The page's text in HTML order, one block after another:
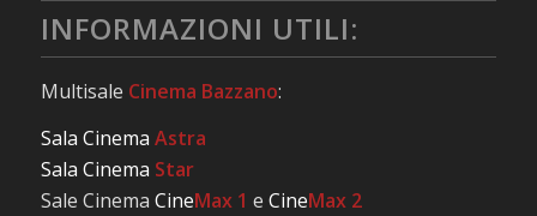
INFORMAZIONI UTILI:
Multisale Cinema Bazzano:
Sala Cinema Astra
Sala Cinema Star
Sale Cinema CineMax 1 e CineMax 2